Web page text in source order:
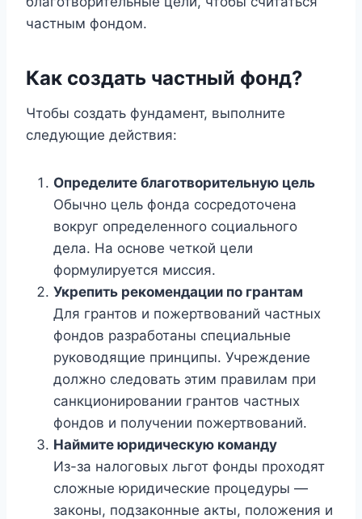
частным фондом.
Как создать частный фонд?
Чтобы создать фундамент, выполните
следующие действия:
Определите благотворительную цель
Обычно цель фонда сосредоточена
вокруг определенного социального
дела. На основе четкой цели
формулируется миссия.
Укрепить рекомендации по грантам
Для грантов и пожертвований частных
фондов разработаны специальные
руководящие принципы. Учреждение
должно следовать этим правилам при
санкционировании грантов частных
фондов и получении пожертвований.
Наймите юридическую команду
Из-за налоговых льгот фонды проходят
сложные юридические процедуры —
законы, подзаконные акты, положения и